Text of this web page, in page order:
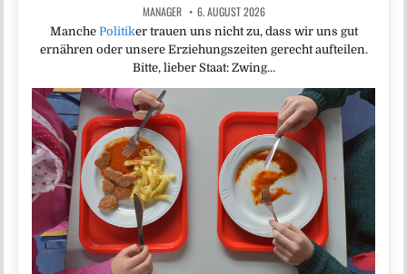
MANAGER 6. AUGUST 2026
Manche Politiker trauen uns nicht zu, dass wir uns gut
ernähren oder unsere Erziehungszeiten gerecht aufteilen.
Bitte, lieber Staat: Zwing…